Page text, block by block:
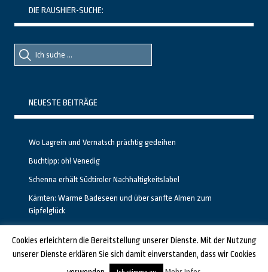
DIE RAUSHIER-SUCHE:
Suche
nach::
Suche
nach:
NEUESTE BEITRÄGE
Wo Lagrein und Vernatsch prächtig gedeihen
Buchtipp: oh! Venedig
Schenna erhält Südtiroler Nachhaltigkeitslabel
Kärnten: Warme Badeseen und über sanfte Almen zum
Gipfelglück
GESTALTET UND PROGRAMMIERT VON ALBERTO & FRANZ BEI LUCID.BERLIN
Cookies erleichtern die Bereitstellung unserer Dienste. Mit der Nutzung
unserer Dienste erklären Sie sich damit einverstanden, dass wir Cookies